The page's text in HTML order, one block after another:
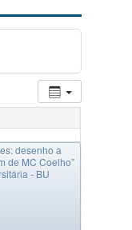
desenho a
de MC Coelho”
- BU